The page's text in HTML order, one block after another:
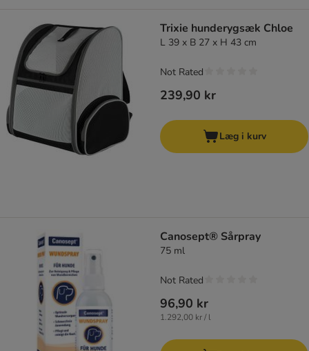
Trixie hunderygsæk Chloe
L 39 x B 27 x H 43 cm
239,90 kr
Not Rated
Læg i kurv
Canosept® Sårpray
75 ml
96,90 kr
1.292,00 kr / l
Not Rated